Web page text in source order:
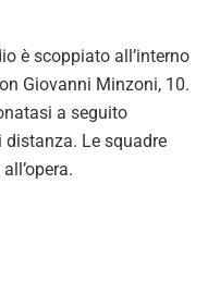
è scoppiato all’interno
Giovanni Minzoni, 10.
a seguito
distanza. Le squadre